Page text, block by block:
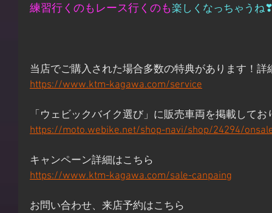
練習行くのもレース行くのも楽しくなっちゃうね
当店でご購入された場合多数の特典があります！詳
https://www.ktm-kagawa.com/service
「ウェビックバイク選び」に販売車両を掲載してお
https://moto.webike.net/shop-navi/shop/24294/
キャンペーン詳細はこちら
https://www.ktm-kagawa.com/sale-canpaing
お問い合わせ、来店予約はこちら